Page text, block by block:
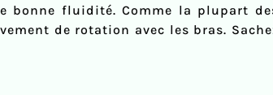
bonne fluidité. Comme la plupart
de rotation avec les bras.